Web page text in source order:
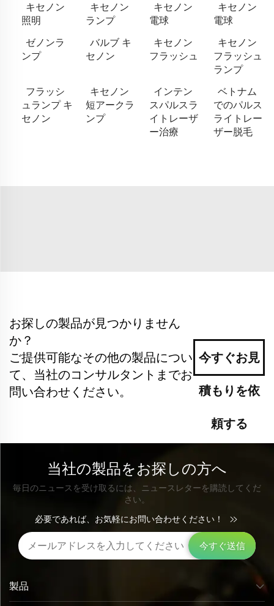
キセノン
照明
キセノン
ランプ
キセノン
電球
キセノン
電球
ゼノンラ
ンプ
バルブ キ
セノン
キセノン
フラッシュ
キセノン
フラッシュ
ランプ
フラッシ
ュランプ キ
セノン
キセノン
短アークラ
ンプ
インテン
スパルスラ
イトレーザ
ー治療
ベトナム
でのパルス
ライトレー
ザー脱毛
お探しの製品が見つかりません
か？
ご提供可能なその他の製品につい
て、当社のコンサルタントまでお
問い合わせください。
今すぐお見
積もりを依
頼する
当社の製品をお探しの方へ
毎日のニュースを受け取るには、ニュースレターを購読してくだ
さい。
必要であれば、お気軽にお問い合わせください！
今すぐ送信
製品